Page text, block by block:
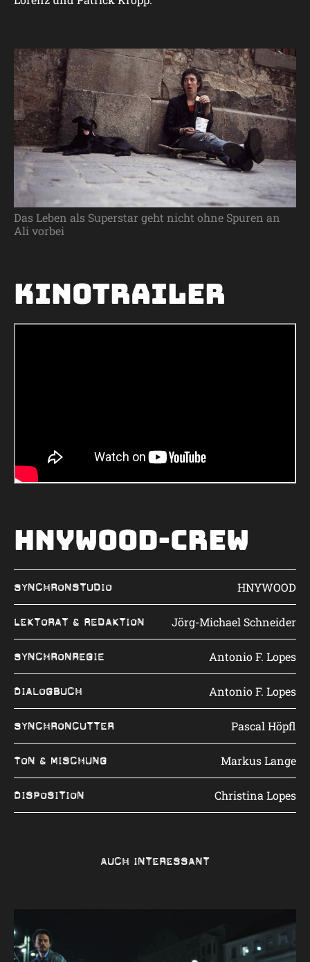
Das Leben als Superstar geht nicht ohne Spuren an
Ali vorbei
Kinotrailer
HNYWOOD-Crew
Synchronstudio HNYWOOD
Lektorat & Redaktion Jörg-Michael Schneider
Synchronregie Antonio F. Lopes
Dialogbuch Antonio F. Lopes
Synchroncutter Pascal Höpfl
Ton & Mischung Markus Lange
Disposition Christina Lopes
Auch interessant